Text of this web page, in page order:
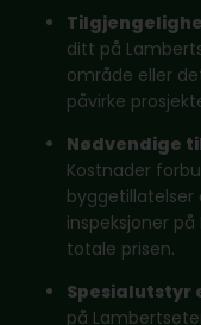
ditt på
område eller
påvirke
Nødvendige
Kostnader
inspeksjoner
totale prisen.
Spesialutstyr
på